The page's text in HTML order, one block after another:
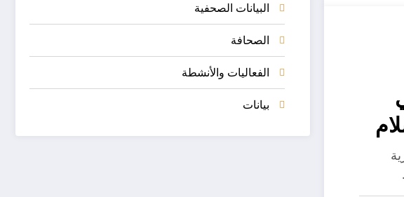
البيانات الصحفية
الصحافة
الفعاليات والأنشطة
بيانات